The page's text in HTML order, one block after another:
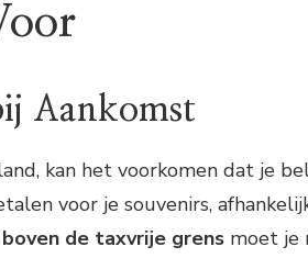
Aankomst
kan het voorkomen dat je
voor je souvenirs,
de taxvrije grens moet je